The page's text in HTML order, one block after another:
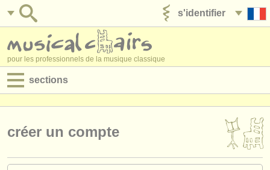
s'identifier
pour les professionnels de la musique classique
sections
créer un compte